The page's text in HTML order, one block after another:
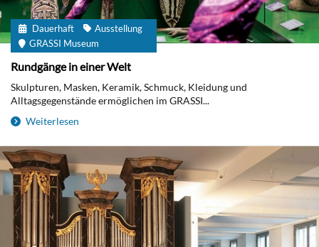
Dauerhaft
Ausstellung
GRASSI Museum
Rundgänge in einer Welt
Skulpturen, Masken, Keramik, Schmuck, Kleidung und
Alltagsgegenstände ermöglichen im GRASSI...
Weiterlesen